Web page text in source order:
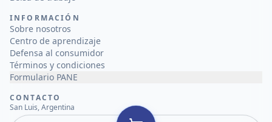
INFORMACIÓN
Sobre nosotros
Centro de aprendizaje
Defensa al consumidor
Términos y condiciones
Formulario PANE
CONTACTO
San Luis, Argentina